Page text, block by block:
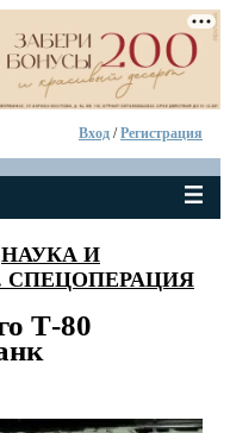
Вход /Регистрация
НАУКА И
СПЕЦОПЕРАЦИЯ
Т-80